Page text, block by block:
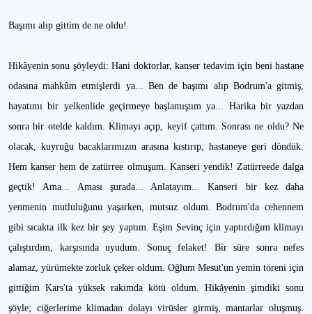
Başımı alıp gittim de ne oldu!
Hikâyenin sonu şöyleydi: Hani doktorlar, kanser tedavim için beni hastane
odasına mahkûm etmişlerdi ya... Ben de başımı alıp Bodrum'a gitmiş,
hayatımı bir yelkenlide geçirmeye başlamıştım ya... Harika bir yazdan
sonra bir otelde kaldım. Klimayı açıp, keyif çattım. Sonrası ne oldu? Ne
olacak, kuyruğu bacaklarımızın arasına kıstırıp, hastaneye geri döndük.
Hem kanser hem de zatürree olmuşum. Kanseri yendik! Zatürreede dalga
geçtik! Ama... Aması şurada... Anlatayım... Kanseri bir kez daha
yenmenin mutluluğunu yaşarken, mutsuz oldum. Bodrum'da cehennem
gibi sıcakta ilk kez bir şey yaptım. Eşim Sevinç için yaptırdığım klimayı
çalıştırdım, karşısında uyudum. Sonuç felaket! Bir süre sonra nefes
alamaz, yürümekte zorluk çeker oldum. Oğlum Mesut'un yemin töreni için
gittiğim Kars'ta yüksek rakımda kötü oldum. Hikâyenin şimdiki sonu
şöyle; ciğerlerime klimadan dolayı virüsler girmiş, mantarlar oluşmuş.